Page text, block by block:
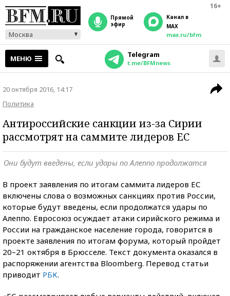
16+
Москва
прямой
эфир
Канал в
MAX
max.ru/bfm
МЕНЮ Telegram
t.me/BFMnews
20 октября 2016, 14:17
Политика
Антироссийские санкции из-за Сирии
рассмотрят на саммите лидеров ЕС
Они будут введены, если удары по Алеппо продолжатся
В проект заявления по итогам саммита лидеров ЕС
включены слова о возможных санкциях против России,
которые будут введены, если продолжатся удары по
Алеппо. Евросоюз осуждает атаки сирийского режима и
России на гражданское население города, говорится в
проекте заявления по итогам форума, который пройдет
20–21 октября в Брюсселе. Текст документа оказался в
распоряжении агентства Bloomberg. Перевод статьи
приводит РБК.